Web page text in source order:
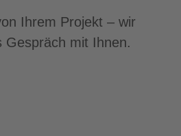
Ihrem Projekt – wir
Gespräch mit Ihnen.